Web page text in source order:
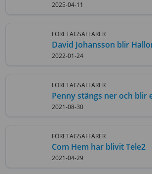
konkurrenterna
2025-04-11
FÖRETAGSAFFÄRER
David Johansson blir
2022-01-24
FÖRETAGSAFFÄRER
Penny stängs ner och blir
moderbolaget Tele2
2021-08-30
FÖRETAGSAFFÄRER
Com Hem har blivit Tele2
2021-04-29